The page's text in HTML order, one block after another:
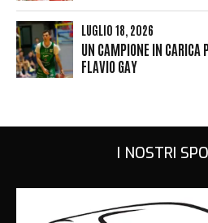
LUGLIO 18, 2026
UN CAMPIONE IN CARICA
FLAVIO GAY
I NOSTRI